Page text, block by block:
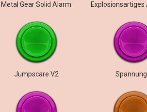
Metal Gear Solid Alarm
Jumpscare V2